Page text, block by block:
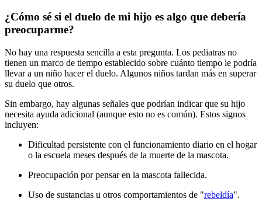
¿Cómo sé si el duelo de mi hijo es algo que debería
preocuparme?
No hay una respuesta sencilla a esta pregunta. Los pediatras no
tienen un marco de tiempo establecido sobre cuánto tiempo le podría
llevar a un niño hacer el duelo. Algunos niños tardan más en superar
su duelo que otros.
Sin embargo, hay algunas señales que podrían indicar que su hijo
necesita ayuda adicional (aunque esto no es común). Estos signos
incluyen:
Dificultad persistente con el funcionamiento diario en el hogar
o la escuela meses después de la muerte de la mascota.
Preocupación por pensar en la mascota fallecida.
Uso de sustancias u otros comportamientos de "rebeldía".